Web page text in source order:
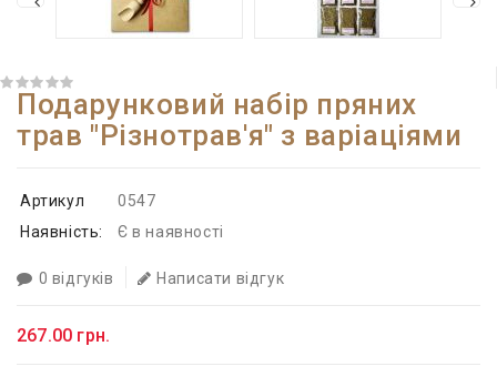
Подарунковий набір пряних
трав "Різнотрав'я" з варіаціями
Артикул
0547
Наявність:
Є в наявності
0 відгуків Написати відгук
267.00 грн.